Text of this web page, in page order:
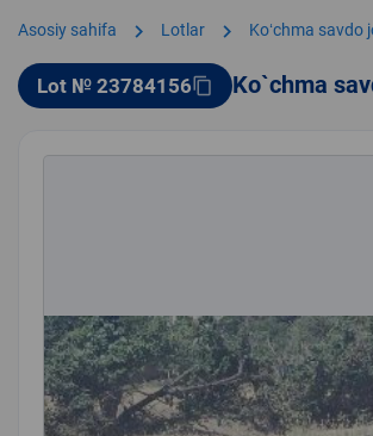
Asosiy sahifa chevron_right Lotlar chevron_right Koʻchma savdo
Lot № 23784156content_copy Ko`chma